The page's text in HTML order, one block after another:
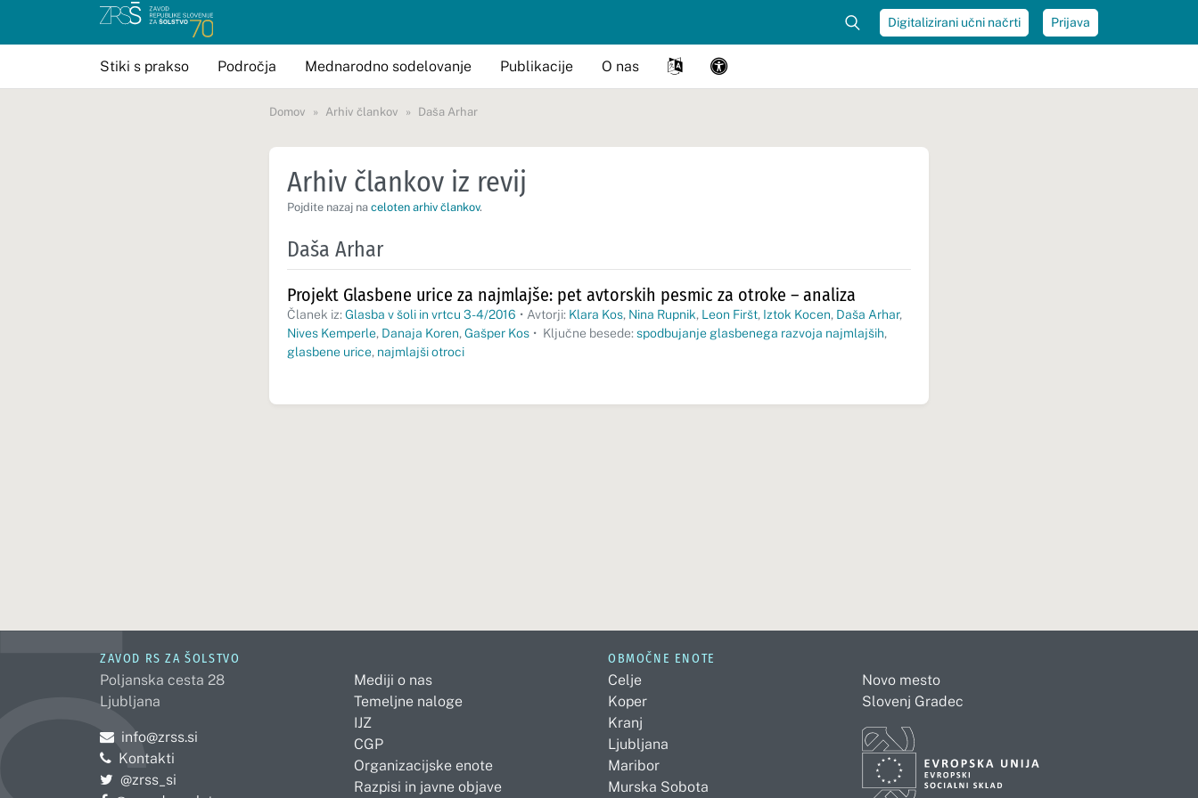
Digitalizirani učni načrti Prijava
Stiki s prakso Področja Mednarodno sodelovanje Publikacije O nas
Domov Arhiv člankov Daša Arhar
Arhiv člankov iz revij
Pojdite nazaj na celoten arhiv člankov.
Daša Arhar
Projekt Glasbene urice za najmlajše: pet avtorskih pesmic za otroke – analiza
Članek iz: Glasba v šoli in vrtcu 3-4/2016 • Avtorji: Klara Kos, Nina Rupnik, Leon Firšt, Iztok Kocen, Daša Arhar,
Nives Kemperle, Danaja Koren, Gašper Kos • Ključne besede: spodbujanje glasbenega razvoja najmlajših,
glasbene urice, najmlajši otroci
ZAVOD RS ZA ŠOLSTVO
Poljanska cesta 28
Ljubljana
Pošljite e-mail na
info@zrss.si
Kontakti
Pojdite na Twitter:
@zrss_si
Mediji o nas
Temeljne naloge
IJZ
CGP
Organizacijske enote
Razpisi in javne objave
OBMOČNE ENOTE
Celje
Koper
Kranj
Ljubljana
Maribor
Murska Sobota
Novo mesto
Slovenj Gradec